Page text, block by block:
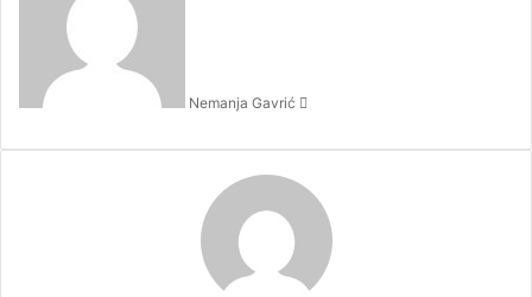
Nemanja Gavrić
a